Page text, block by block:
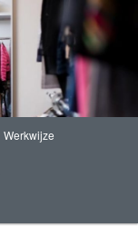
Werkwijze